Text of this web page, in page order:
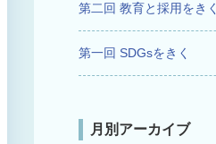
第二回 教育と採用をきく
第一回 SDGsをきく
月別アーカイブ